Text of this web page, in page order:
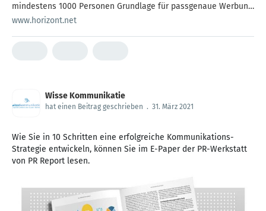
mindestens 1000 Personen Grundlage für passgenaue Werbung
sein. Kann das eine interessante Alternative sein? Noch sind
www.horizont.net
Wisse Kommunikatie
hat einen Beitrag geschrieben . 31. März 2021
Wie Sie in 10 Schritten eine erfolgreiche Kommunikations-
Strategie entwickeln, können Sie im E-Paper der PR-Werkstatt
von PR Report lesen.